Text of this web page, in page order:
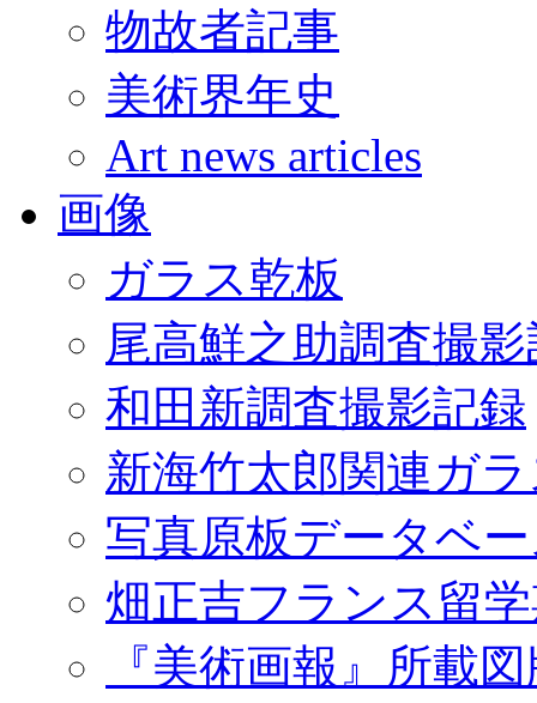
物故者記事
美術界年史
Art news articles
画像
ガラス乾板
尾高鮮之助調査撮
和田新調査撮影記録
新海竹太郎関連ガ
写真原板データベ
畑正吉フランス留
『美術画報』所載